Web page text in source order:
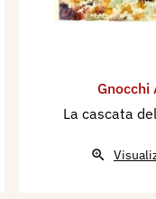
Gnocchi
La cascata